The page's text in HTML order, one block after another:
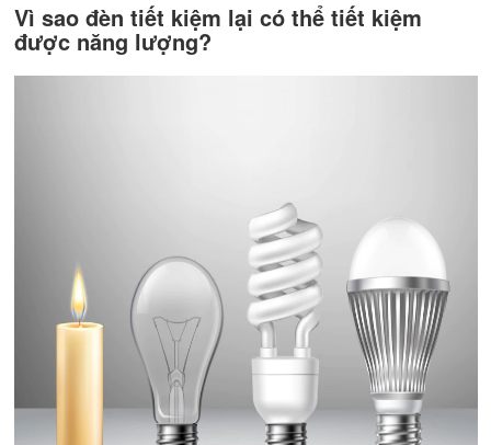
Vì sao đèn tiết kiệm lại có thể tiết kiệm
được năng lượng?